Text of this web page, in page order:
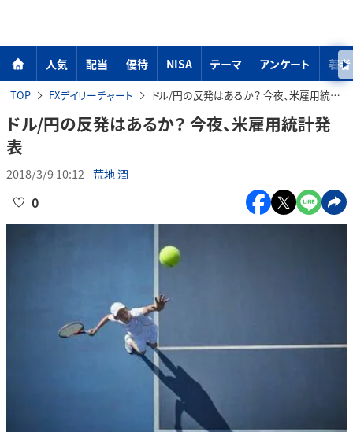
人気 配当 優待 NISA テーマ アンケート 著者
TOP FXデイリーチャート ドル/円の反発はあるか？ 今夜、米雇用統計発表
ドル/円の反発はあるか？ 今夜、米雇用統計発
表
2018/3/9 10:12 荒地 潤
0